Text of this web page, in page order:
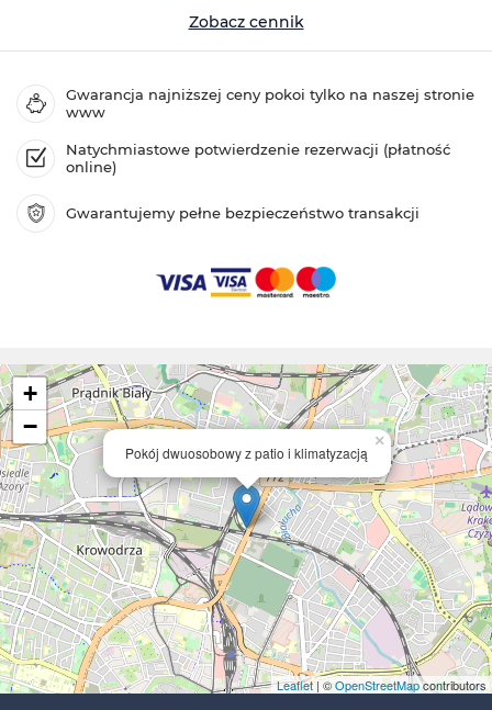
Zobacz cennik
Gwarancja najniższej ceny pokoi tylko na naszej stronie
www
Natychmiastowe potwierdzenie rezerwacji (płatność
online)
Gwarantujemy pełne bezpieczeństwo transakcji
Pokój dwuosobowy z patio i klimatyzacją
×
+
−
Leaflet| ©OpenStreetMapcontributors